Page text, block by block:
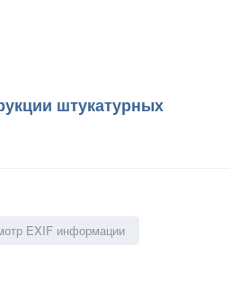
штукатурных
EXIF информации